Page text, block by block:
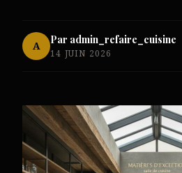
A Par admin_refaire_cuisine
14 JUIN 2026